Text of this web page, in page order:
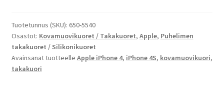
Tuotetunnus (SKU): 650-5540
Osastot: Kovamuovikuoret / Takakuoret, Apple, Puhelimen
takakuoret / Silikonikuoret
Avainsanat tuotteelle Apple iPhone 4, iPhone 4S, kovamuovikuori,
takakuori